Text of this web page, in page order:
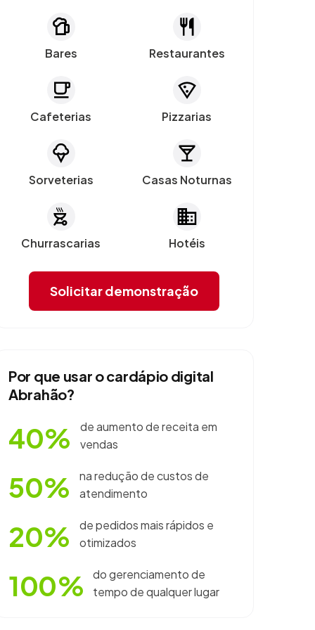
Bares Restaurantes
Cafeterias Pizzarias
Sorveterias Casas Noturnas
Churrascarias Hotéis
Solicitar demonstração
Por que usar o cardápio digital
Abrahão?
40%
de aumento de receita em
vendas
50%
na redução de custos de
atendimento
20%
de pedidos mais rápidos e
otimizados
100%
do gerenciamento de
tempo de qualquer lugar